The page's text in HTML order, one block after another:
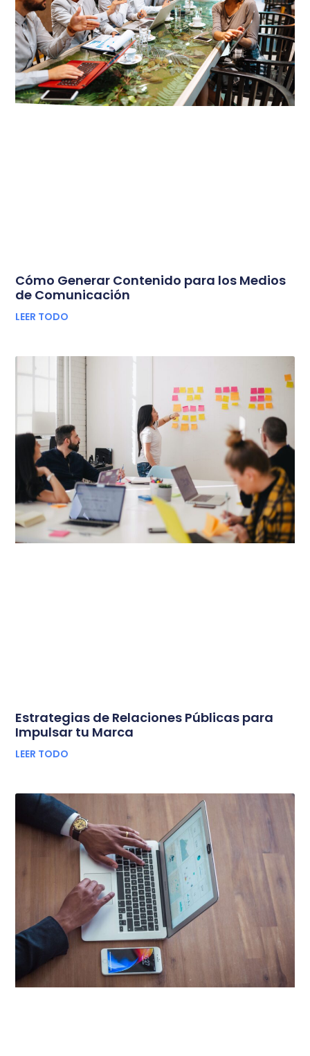
Cómo Generar Contenido para los Medios
de Comunicación
LEER TODO
Estrategias de Relaciones Públicas para
Impulsar tu Marca
LEER TODO